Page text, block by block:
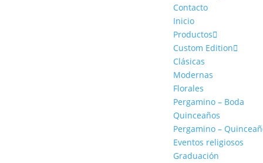
Contacto
Inicio
Productos
Custom Edition
Clásicas
Modernas
Florales
Pergamino – Boda
Quinceaños
Pergamino –
Eventos religiosos
Graduación